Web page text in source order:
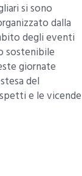
si sono
dalla
degli eventi
sostenibile
giornate
del
e le vicende